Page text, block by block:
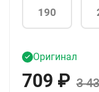
190
Оригинал
709 ₽ 3